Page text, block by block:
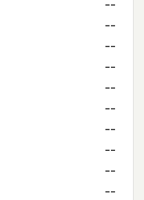
--
--
--
--
--
--
--
--
--
--